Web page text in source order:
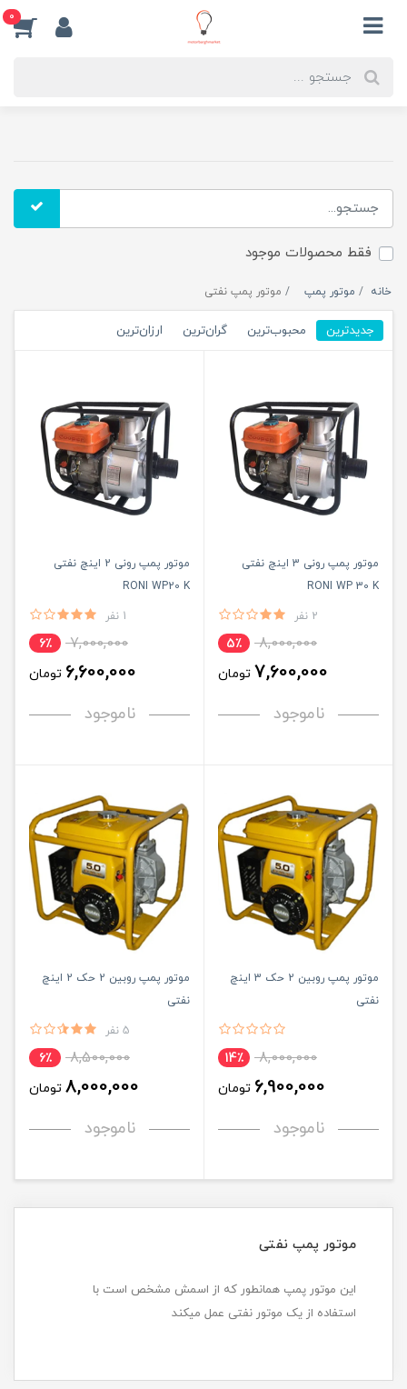
0
فقط محصولات موجود
خانه موتور پمپ موتور پمپ نفتی
جدیدترین محبوب‌ترین گران‌ترین ارزان‌ترین
موتور پمپ رونی 3 اینچ نفتی
RONI WP 30 K
2 نفر
8,000,000 5٪
7,600,000 تومان
ناموجود
موتور پمپ رونی 2 اینچ نفتی
RONI WP20 K
1 نفر
7,000,000 6٪
6,600,000 تومان
ناموجود
موتور پمپ روبین 2 حک 3 اینچ
نفتی
8,000,000 14٪
6,900,000 تومان
ناموجود
موتور پمپ روبین 2 حک 2 اینچ
نفتی
5 نفر
8,500,000 6٪
8,000,000 تومان
ناموجود
موتور پمپ نفتی
این موتور پمپ همانطور که از اسمش مشخص است با
استفاده از یک موتور نفتی عمل میکند